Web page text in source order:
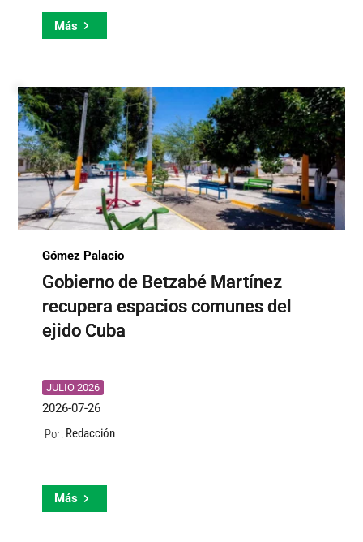
Más
Gómez Palacio
Gobierno de Betzabé Martínez
recupera espacios comunes del
ejido Cuba
JULIO 2026
2026-07-26
Por: Redacción
Más